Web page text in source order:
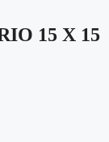
15 X 15